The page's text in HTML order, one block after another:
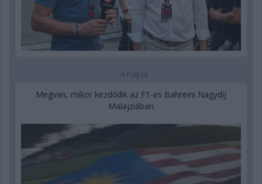
4 napja
Megvan, mikor kezdődik az F1-es Bahreini Nagydíj
Malajziában